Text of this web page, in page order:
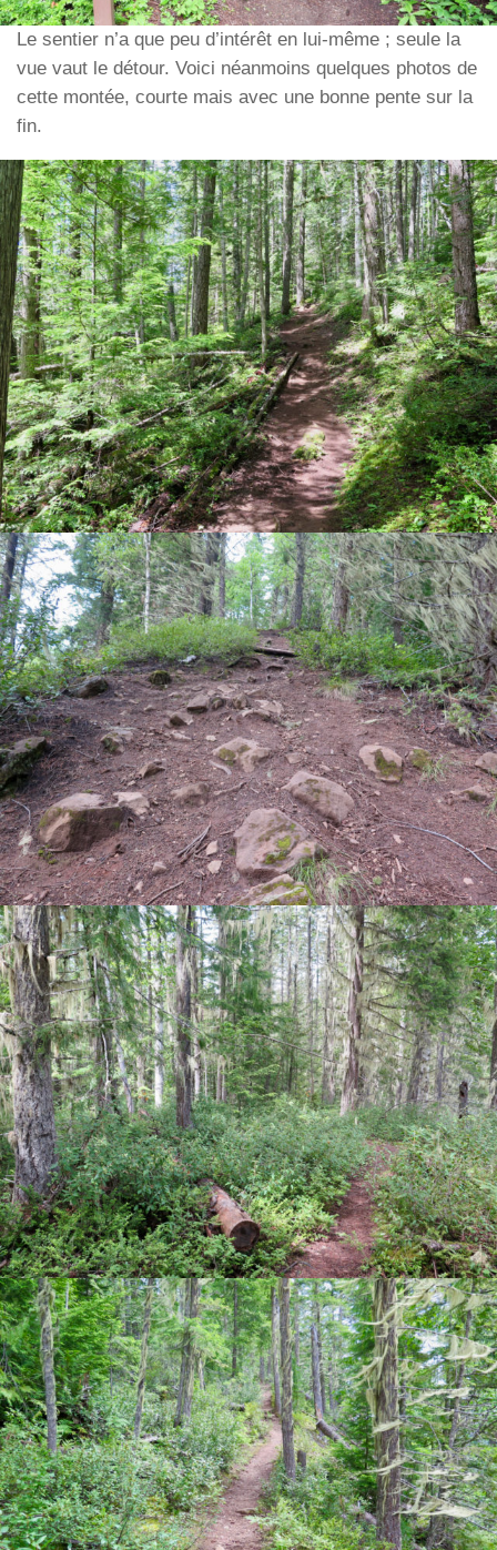
Le sentier n’a que peu d’intérêt en lui-même ; seule la
vue vaut le détour. Voici néanmoins quelques photos de
cette montée, courte mais avec une bonne pente sur la
fin.